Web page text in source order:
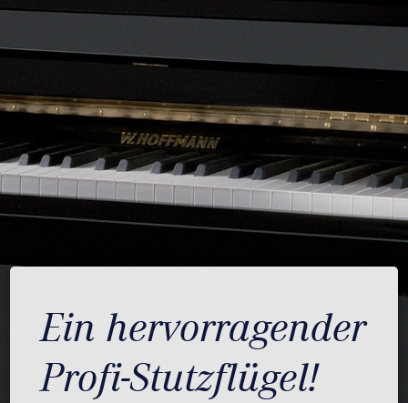
Ein hervorragender
Profi-Stutzflügel!